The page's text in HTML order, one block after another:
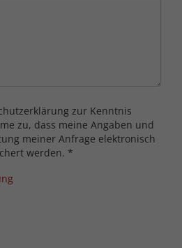
zur Kenntnis
zu, dass meine Angaben und
meiner Anfrage elektronisch
werden. *